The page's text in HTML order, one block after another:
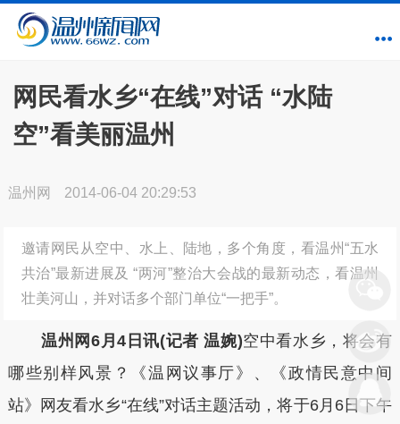
网民看水乡“在线”对话 “水陆
空”看美丽温州
温州网 2014-06-04 20:29:53
邀请网民从空中、水上、陆地，多个角度，看温州“五水
共治”最新进展及 “两河”整治大会战的最新动态，看温州
壮美河山，并对话多个部门单位“一把手”。
温州网6月4日讯(记者 温婉)空中看水乡，将会有
哪些别样风景？《温网议事厅》、《政情民意中间
站》网友看水乡“在线”对话主题活动，将于6月6日下午